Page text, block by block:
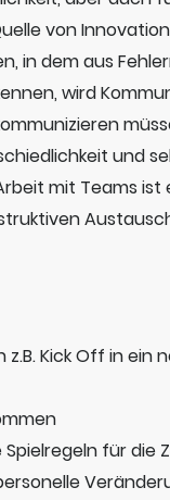
von
in dem aus
wird
und
mit Teams
Kick Off in ein
für